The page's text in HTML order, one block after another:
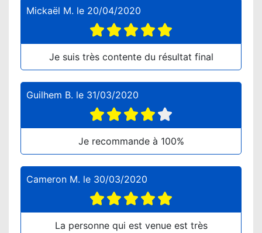
Mickaël M. le 20/04/2020
Je suis très contente du résultat final
Guilhem B. le 31/03/2020
Je recommande à 100%
Cameron M. le 30/03/2020
La personne qui est venue est très